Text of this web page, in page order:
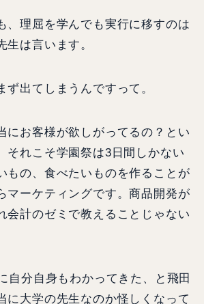
、理屈を学んでも実行に移すのは
生は言います。
ず出てしまうんですって。
にお客様が欲しがってるの？とい
それこそ学園祭は3日間しかない
もの、食べたいものを作ることが
マーケティングです。商品開発が
会計のゼミで教えることじゃない
自分自身もわかってきた、と飛田
に大学の先生なのか怪しくなって